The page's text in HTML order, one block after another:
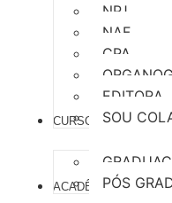
NPJ
NAF
CPA
EDITORA
SOU
CURSOS
PÓS
ACADÊMICO